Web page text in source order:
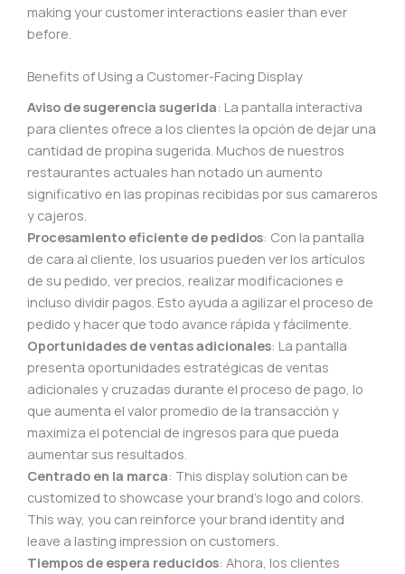
making your customer interactions easier than ever
before.
Benefits of Using a Customer-Facing Display
Aviso de sugerencia sugerida: La pantalla interactiva
para clientes ofrece a los clientes la opción de dejar una
cantidad de propina sugerida. Muchos de nuestros
restaurantes actuales han notado un aumento
significativo en las propinas recibidas por sus camareros
y cajeros.
Procesamiento eficiente de pedidos: Con la pantalla
de cara al cliente, los usuarios pueden ver los artículos
de su pedido, ver precios, realizar modificaciones e
incluso dividir pagos. Esto ayuda a agilizar el proceso de
pedido y hacer que todo avance rápida y fácilmente.
Oportunidades de ventas adicionales: La pantalla
presenta oportunidades estratégicas de ventas
adicionales y cruzadas durante el proceso de pago, lo
que aumenta el valor promedio de la transacción y
maximiza el potencial de ingresos para que pueda
aumentar sus resultados.
Centrado en la marca: This display solution can be
customized to showcase your brand’s logo and colors.
This way, you can reinforce your brand identity and
leave a lasting impression on customers.
Tiempos de espera reducidos: Ahora, los clientes